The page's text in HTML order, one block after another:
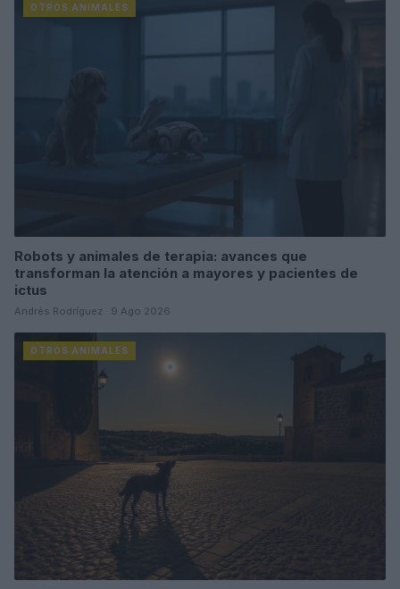
OTROS ANIMALES
Robots y animales de terapia: avances que
transforman la atención a mayores y pacientes de
ictus
Andrés Rodríguez · 9 Ago 2026
OTROS ANIMALES